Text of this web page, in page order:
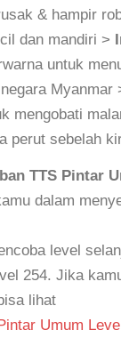
& hampir
dan mandiri >
untuk
Myanmar
mengobati
perut sebelah
TTS Pintar
dalam
level
254. Jika
lihat
Umum